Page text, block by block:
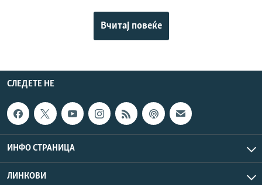
Вчитај повеќе
СЛЕДЕТЕ НЕ
ИНФО СТРАНИЦА
ЛИНКОВИ